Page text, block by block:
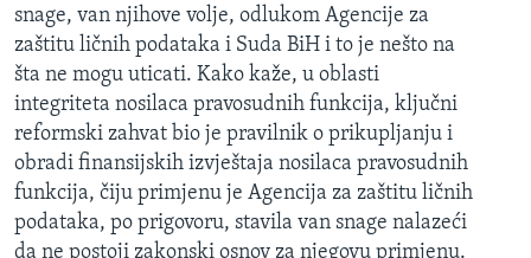
snage, van njihove volje, odlukom Agencije za
zaštitu ličnih podataka i Suda BiH i to je nešto na
šta ne mogu uticati. Kako kaže, u oblasti
integriteta nosilaca pravosudnih funkcija, ključni
reformski zahvat bio je pravilnik o prikupljanju i
obradi finansijskih izvještaja nosilaca pravosudnih
funkcija, čiju primjenu je Agencija za zaštitu ličnih
podataka, po prigovoru, stavila van snage nalazeći
da ne postoji zakonski osnov za njegovu primjenu.